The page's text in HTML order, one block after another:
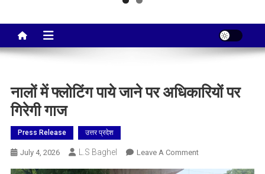
नालों में फ्लोटिंग पाये जाने पर अधिकारियों पर
गिरेगी गाज
Press Release उत्तर प्रदेश
July 4, 2026 L.S Baghel Leave A CommentOn